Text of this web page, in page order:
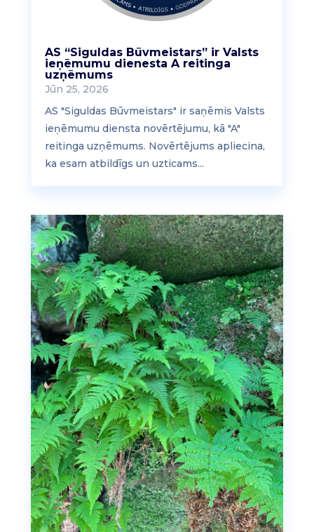
AS “Siguldas Būvmeistars” ir Valsts
ieņēmumu dienesta A reitinga
uzņēmums
Jūn 25, 2026
AS "Siguldas Būvmeistars" ir saņēmis Valsts
ieņēmumu diensta novērtējumu, kā "A"
reitinga uzņēmums. Novērtējums apliecina,
ka esam atbildīgs un uzticams...